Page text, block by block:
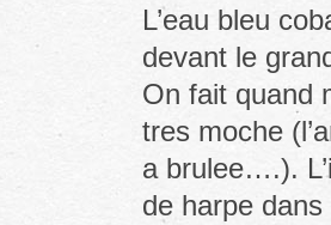
L’eau bleu
devant le
On fait quand
tres moche
a brulee….).
de harpe